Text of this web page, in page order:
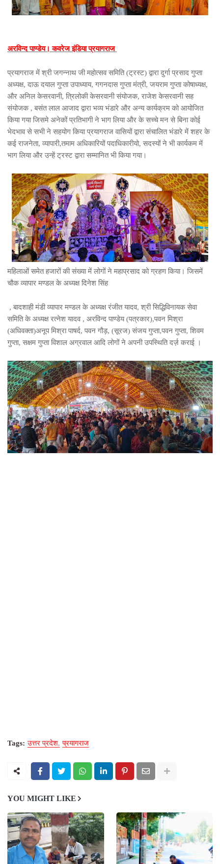
अरविन्द पाण्डेय। कवरेज इंडिया प्रयागराज
प्रयागराज में श्री जगन्नाथ जी महोत्सव समिति (ट्रस्ट) द्वारा दुर्गा प्रसाद गुप्ता
अध्यक्ष, दाऊ दयाल गुप्ता उपाध्याय, गगनदास गुप्ता मंत्री, जयराम गुप्ता कोषाध्यक्ष,
और अनिल केसरवानी, त्रिलोकी केसरवानी संयोजक, राजेश केसरवानी सह
संयोजक , बसंत लाल आजाद द्वारा भव्य भंडारे और अन्य कार्यक्रम को आयोजित
किया गया जिसमे अनेकों प्रतिभागी ने भाग लिया और के सच्चे मन से बिना कोई
भेदभाव से सभी ने सहयोग किया प्रयागराज वासियों द्वारा संचालित भंडारे में शहर के
कई राजनेता, व्यापारी,तमाम अधिकारियों पदाधिकारीयो, सदस्यों ने भी कार्यकम में
भाग लिया और उन्हें ट्रस्ट द्वारा सम्मानित भी किया गया।
महिलाओं समेत हजारों की संख्या में लोगों ने महाप्रसाद को ग्रहण किया। जिसमें
चौक व्यापार मण्डल के अध्यक्ष दिनेश सिंह
, बादशाही मंडी व्यापार मण्डल के अध्यक्ष रंजीत यादव, श्री सिद्धिविनायक सेवा
समिति के अध्यक्ष रत्नेश यादव , अरविन्द पाण्डेय (पत्रकार),पवन मिश्रा
(अधिवक्ता)अनूप मिश्रा पाषर्द, पवन गौड़, (सूरज) संजय गुप्ता,पवन गुप्ता, शिवम
गुप्ता, सक्षम गुप्ता विशाल अग्रवाल आदि लोगों ने अपनी उपस्थिति दर्ज़ कराई ।
Tags: उत्तर प्रदेश प्रयागराज
YOU MIGHT LIKE